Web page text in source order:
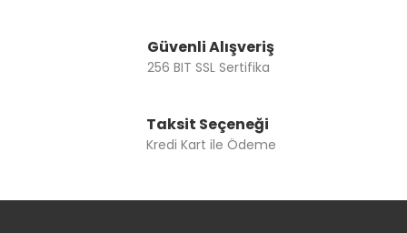
Güvenli Alışveriş
256 BIT SSL Sertifika
Taksit Seçeneği
Kredi Kart ile Ödeme